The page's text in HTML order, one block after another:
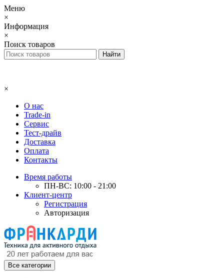
Меню
×
Информация
×
Поиск товаров
×
О нас
Trade-in
Сервис
Тест-драйв
Доставка
Оплата
Контакты
Время работы
ПН-ВС: 10:00 - 21:00
Клиент-центр
Регистрация
Авторизация
Все категории